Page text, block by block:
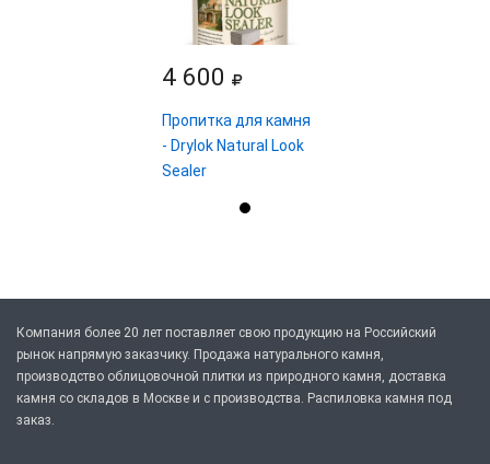
4 600
Пропитка для камня
- Drylok Natural Look
Sealer
Компания более 20 лет поставляет свою продукцию на Российский
рынок напрямую заказчику. Продажа натурального камня,
производство облицовочной плитки из природного камня, доставка
камня со складов в Москве и с производства. Распиловка камня под
заказ.